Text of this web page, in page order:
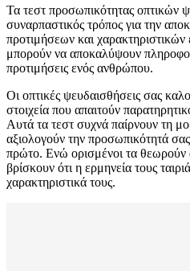
Τα τεστ προσωπικότητας οπτικών
συναρπαστικός τρόπος για την
προτιμήσεων και
μπορούν να αποκαλύψουν
προτιμήσεις ενός ανθρώπου.
Οι οπτικές ψευδαισθήσεις σας
στοιχεία που απαιτούν
Αυτά τα τεστ συχνά παίρνουν τη
αξιολογούν την προσωπικότητά
πρώτο. Ενώ ορισμένοι τα θεωρούν
βρίσκουν ότι η ερμηνεία τους
χαρακτηριστικά τους.